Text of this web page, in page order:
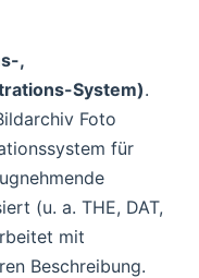
,
System).
Foto
für
(u. a. THE, DAT,
mit
Beschreibung.